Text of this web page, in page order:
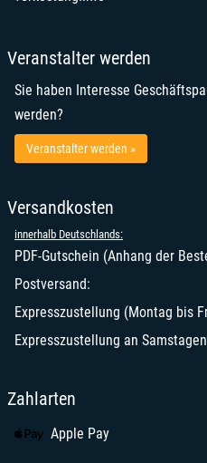
Veranstalter werden
Sie haben Interesse
werden?
Veranstalter werden »
Versandkosten
innerhalb Deutschlands:
PDF-Gutschein (Anhang der
Postversand:
Expresszustellung (Montag bis
Expresszustellung an
Zahlarten
Apple Pay